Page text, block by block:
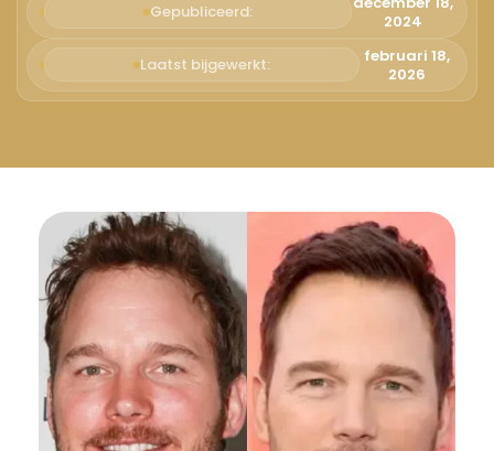
Русский
Svenska
Gepubliceerd:
2024
Laatst bijgewerkt:
februari 18,
2026